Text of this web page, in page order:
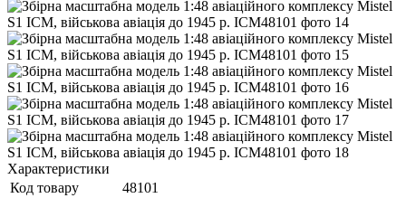
Характеристики
Код товару
48101